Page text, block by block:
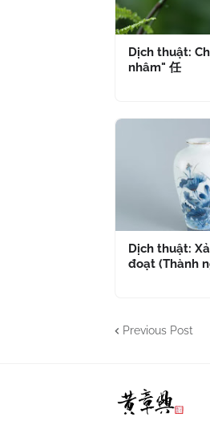
Dịch thuật:
nhâm" 任
Dịch thuật:
đoạt (Thành
Previous Post